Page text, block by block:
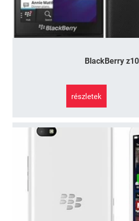
BlackBerry z10
részletek